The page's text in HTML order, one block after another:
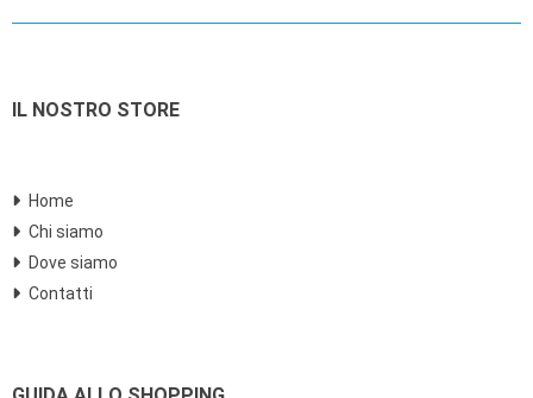
IL NOSTRO STORE
Home
Chi siamo
Dove siamo
Contatti